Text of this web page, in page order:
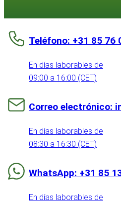
Teléfono: +31 85 76
En días laborables de
09:00 a 16:00 (CET)
Correo electrónico:
En días laborables de
08:30 a 16:30 (CET)
WhatsApp: +31 85
En días laborables de